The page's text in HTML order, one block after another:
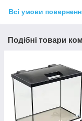
Всі умови
Подібні товари